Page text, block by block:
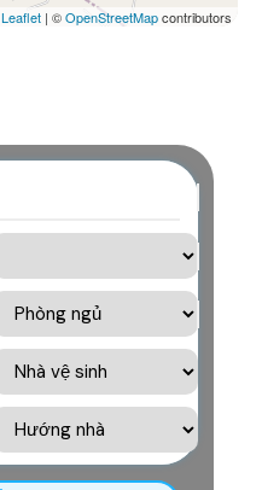
Leaflet | ©OpenStreetMapcontributors